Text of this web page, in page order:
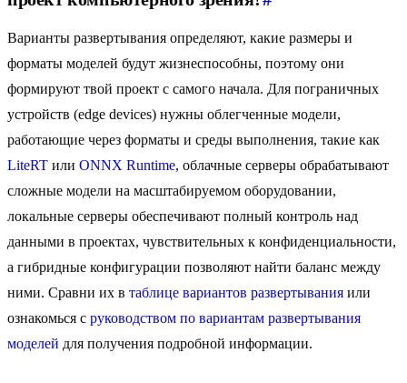
Варианты развертывания определяют, какие размеры и
форматы моделей будут жизнеспособны, поэтому они
формируют твой проект с самого начала. Для пограничных
устройств (edge devices) нужны облегченные модели,
работающие через форматы и среды выполнения, такие как
LiteRT или ONNX Runtime, облачные серверы обрабатывают
сложные модели на масштабируемом оборудовании,
локальные серверы обеспечивают полный контроль над
данными в проектах, чувствительных к конфиденциальности,
а гибридные конфигурации позволяют найти баланс между
ними. Сравни их в таблице вариантов развертывания или
ознакомься с руководством по вариантам развертывания
моделей для получения подробной информации.